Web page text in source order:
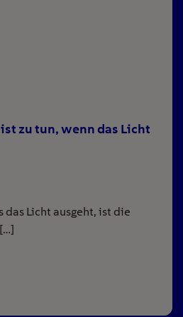
zu tun, wenn das Licht
das Licht ausgeht, ist die